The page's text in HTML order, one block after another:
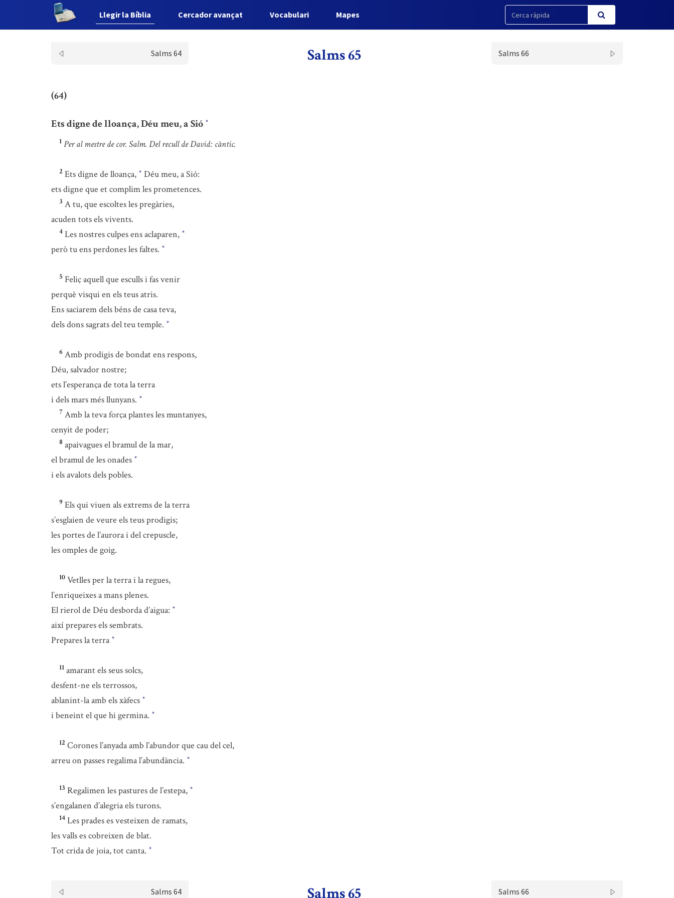
Llegir la Bíblia Cercador avançat Vocabulari Mapes
Salms 64 Salms 65 Salms 66
(64)
Ets digne de lloança, Déu meu, a Sió *
1 Per al mestre de cor. Salm. Del recull de David: càntic.
2 Ets digne de lloança, * Déu meu, a Sió:
ets digne que et complim les prometences.
3 A tu, que escoltes les pregàries,
acuden tots els vivents.
4 Les nostres culpes ens aclaparen, *
però tu ens perdones les faltes. *
5 Feliç aquell que esculls i fas venir
perquè visqui en els teus atris.
Ens saciarem dels béns de casa teva,
dels dons sagrats del teu temple. *
6 Amb prodigis de bondat ens respons,
Déu, salvador nostre;
ets l’esperança de tota la terra
i dels mars més llunyans. *
7 Amb la teva força plantes les muntanyes,
cenyit de poder;
8 apaivagues el bramul de la mar,
el bramul de les onades *
i els avalots dels pobles.
9 Els qui viuen als extrems de la terra
s’esglaien de veure els teus prodigis;
les portes de l’aurora i del crepuscle,
les omples de goig.
10 Vetlles per la terra i la regues,
l’enriqueixes a mans plenes.
El rierol de Déu desborda d’aigua: *
així prepares els sembrats.
Prepares la terra *
11 amarant els seus solcs,
desfent-ne els terrossos,
ablanint-la amb els xàfecs *
i beneint el que hi germina. *
12 Corones l’anyada amb l’abundor que cau del cel,
arreu on passes regalima l’abundància. *
13 Regalimen les pastures de l’estepa, *
s’engalanen d’alegria els turons.
14 Les prades es vesteixen de ramats,
les valls es cobreixen de blat.
Tot crida de joia, tot canta. *
Salms 64 Salms 65 Salms 66